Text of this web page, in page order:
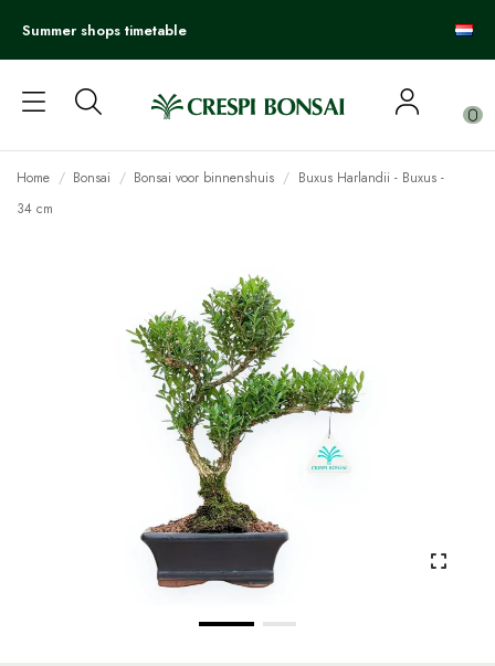
Summer shops timetable
0
Home Bonsai Bonsai voor binnenshuis
Buxus Harlandii - Buxus -
34 cm